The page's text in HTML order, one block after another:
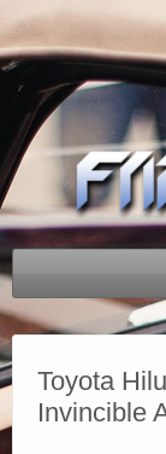
Tesztek
Hírek
Toyota
Invincible